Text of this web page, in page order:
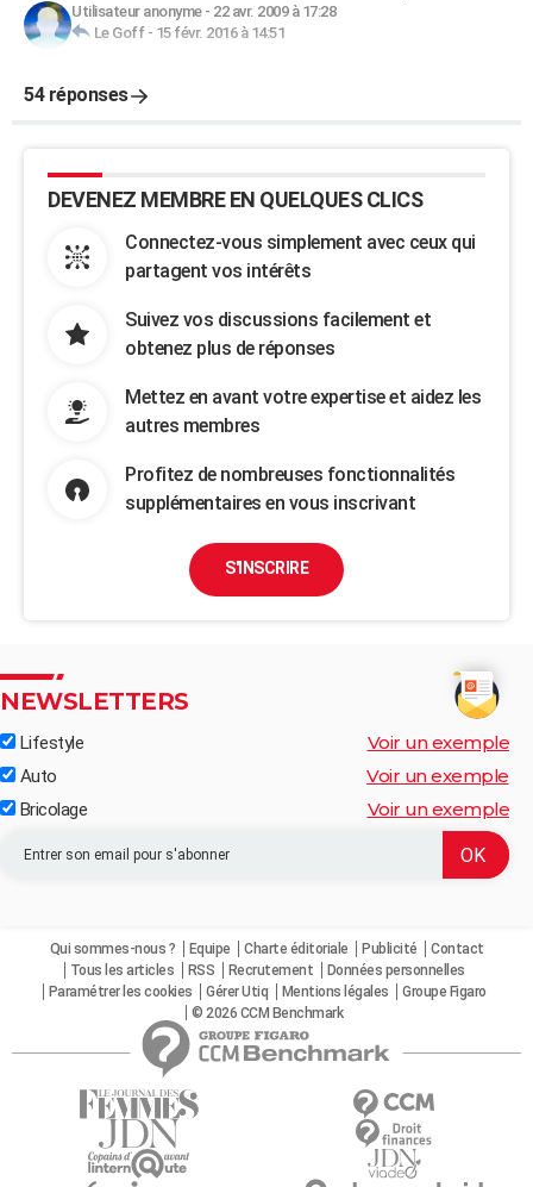
Utilisateur anonyme- 22 avr. 2009 à 17:28
Le Goff- 15 févr. 2016 à 14:51
54 réponses
DEVENEZ MEMBRE EN QUELQUES CLICS
Connectez-vous simplement avec ceux qui
partagent vos intérêts
Suivez vos discussions facilement et
obtenez plus de réponses
Mettez en avant votre expertise et aidez les
autres membres
Profitez de nombreuses fonctionnalités
supplémentaires en vous inscrivant
S'INSCRIRE
NEWSLETTERS
Lifestyle Voir un exemple
Auto Voir un exemple
Bricolage Voir un exemple
Qui sommes-nous ? Equipe Charte éditoriale Publicité
Contact
Tous les articles
RSS Recrutement
Données personnelles
Paramétrer les cookies
Gérer Utiq Mentions légales
Groupe Figaro
© 2026 CCM Benchmark